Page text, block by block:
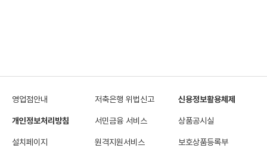
영업점안내 저축은행 위법신고 신용정보활용체제
개인정보처리방침 서민금융 서비스 상품공시실
설치페이지 원격지원서비스 보호상품등록부